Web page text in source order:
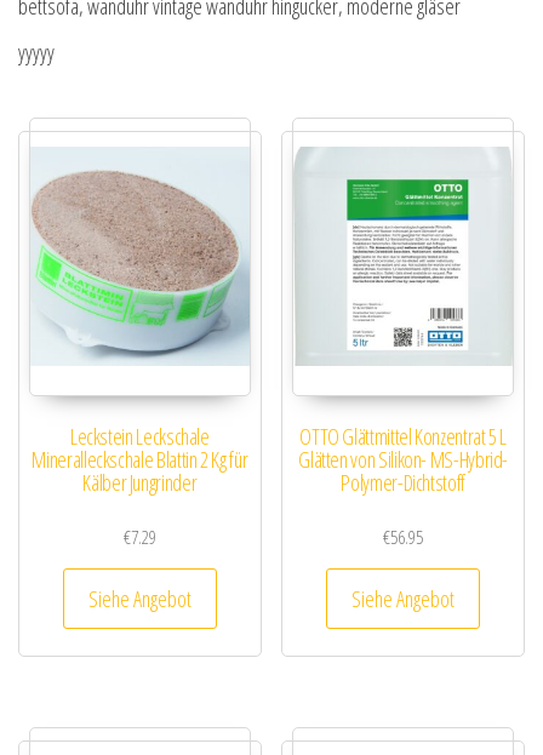
bettsofa, wanduhr vintage wanduhr hingucker, moderne gläser
yyyyy
Leckstein Leckschale
Mineralleckschale Blattin 2 Kg für
Kälber Jungrinder
€7.29
Siehe Angebot
OTTO Glättmittel Konzentrat 5 L
Glätten von Silikon- MS-Hybrid-
Polymer-Dichtstoff
€56.95
Siehe Angebot